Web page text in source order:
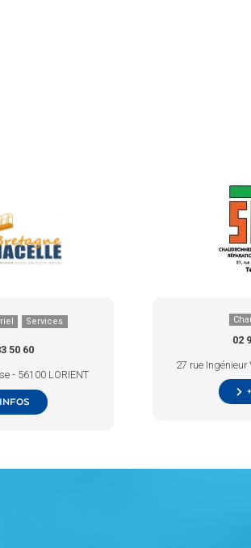
Services
50 60
- 56100 LORIENT
02
27 rue Ingénieur